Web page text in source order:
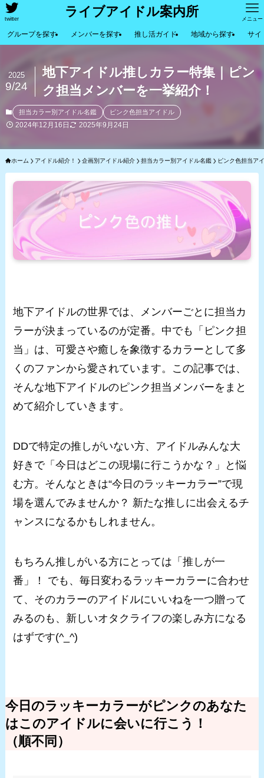
ライブアイドル案内所
twitter メニュー
グループを探す メンバーを探す 推し活ガイド 地域から探す サイ
地下アイドル推しカラー特集｜ピン
ク担当メンバーを一挙紹介！
2025
9/24
担当カラー別アイドル名鑑 ピンク色担当アイドル
2024年12月16日 2025年9月24日
ホーム アイドル紹介！ 企画別アイドル紹介 担当カラー別アイドル名鑑 ピンク色担当ア
地下アイドルの世界では、メンバーごとに担当カ
ラーが決まっているのが定番。中でも「ピンク担
当」は、可愛さや癒しを象徴するカラーとして多
くのファンから愛されています。この記事では、
そんな地下アイドルのピンク担当メンバーをまと
めて紹介していきます。
DDで特定の推しがいない方、アイドルみんな大
好きで「今日はどこの現場に行こうかな？」と悩
む方。そんなときは“今日のラッキーカラー”で現
場を選んでみませんか？ 新たな推しに出会えるチ
ャンスになるかもしれません。
もちろん推しがいる方にとっては「推しが一
番」！ でも、毎日変わるラッキーカラーに合わせ
て、そのカラーのアイドルにいいねを一つ贈って
みるのも、新しいオタクライフの楽しみ方になる
はずです(^_^)
今日のラッキーカラーがピンクのあなた
はこのアイドルに会いに行こう！
（順不同）